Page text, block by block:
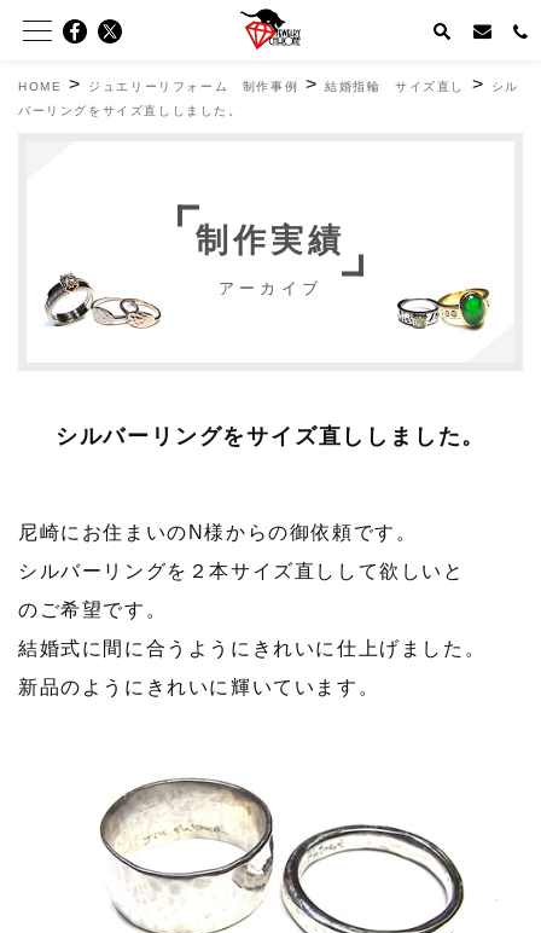
HOME > ジュエリーリフォーム 制作事例 >結婚指輪 サイズ直し >
シル
バーリングをサイズ直ししました。
制作実績
アーカイブ
シルバーリングをサイズ直ししました。
尼崎にお住まいのN様からの御依頼です。
シルバーリングを２本サイズ直しして欲しいと
のご希望です。
結婚式に間に合うようにきれいに仕上げました。
新品のようにきれいに輝いています。